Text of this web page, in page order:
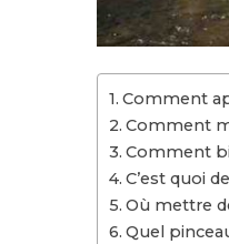
Comment
Comment
Comment
C’est quoi
Où mettre
Quel